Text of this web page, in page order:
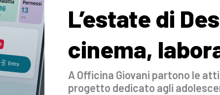
L’estate di
cinema,
A Officina Giovani partono le
progetto dedicato agli